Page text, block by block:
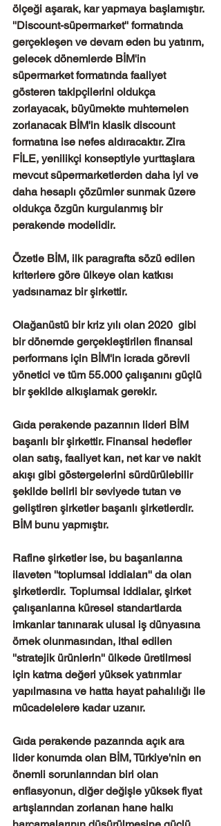
ölçeği aşarak, kar yapmaya başlamıştır.
''Discount-süpermarket'' formatında
gerçekleşen ve devam eden bu yatırım,
gelecek dönemlerde BİM'in
süpermarket formatında faaliyet
gösteren takipçilerini oldukça
zorlayacak, büyümekte muhtemelen
zorlanacak BİM'in klasik discount
formatına ise nefes aldıracaktır. Zira
FİLE, yenilikçi konseptiyle yurttaşlara
mevcut süpermarketlerden daha iyi ve
daha hesaplı çözümler sunmak üzere
oldukça özgün kurgulanmış bir
perakende modelidir.
Özetle BİM, ilk paragrafta sözü edilen
kriterlere göre ülkeye olan katkısı
yadsınamaz bir şirkettir.
Olağanüstü bir kriz yılı olan 2020  gibi
bir dönemde gerçekleştirilen finansal
performans için BİM'in icrada görevli
yönetici ve tüm 55.000 çalışanını güçlü
bir şekilde alkışlamak gerekir.
Gıda perakende pazarının lideri BİM
başarılı bir şirkettir. Finansal hedefler
olan satış, faaliyet karı, net kar ve nakit
akışı gibi göstergelerini sürdürülebilir
şekilde belirli bir seviyede tutan ve
geliştiren şirketler başarılı şirketlerdir.
BİM bunu yapmıştır.
Rafine şirketler ise, bu başarılarına
ilaveten ''toplumsal iddiaları'' da olan
şirketlerdir.  Toplumsal iddialar, şirket
çalışanlarına küresel standartlarda
imkanlar tanınarak ulusal iş dünyasına
örnek olunmasından, ithal edilen
''stratejik ürünlerin'' ülkede üretilmesi
için katma değeri yüksek yatırımlar
yapılmasına ve hatta hayat pahalılığı ile
mücadelelere kadar uzanır.
Gıda perakende pazarında açık ara
lider konumda olan BİM, Türkiye'nin en
önemli sorunlarından biri olan
enflasyonun, diğer değişle yüksek fiyat
artışlarından zorlanan hane halkı